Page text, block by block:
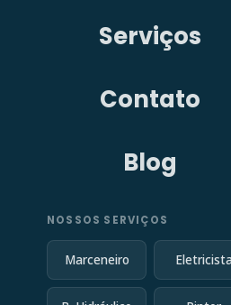
Serviços
Contato
Blog
NOSSOS SERVIÇOS
Marceneiro
em
identificar vários problemas
haste flexível conectada a uma
linha de esgoto e fornece